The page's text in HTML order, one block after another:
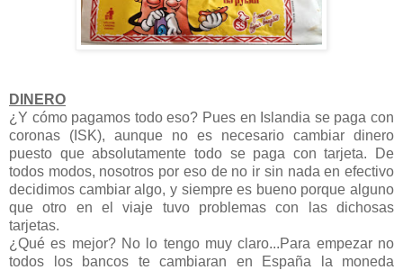
DINERO
¿Y cómo pagamos todo eso? Pues en Islandia se paga con
coronas (ISK), aunque no es necesario cambiar dinero
puesto que absolutamente todo se paga con tarjeta. De
todos modos, nosotros por eso de no ir sin nada en efectivo
decidimos cambiar algo, y siempre es bueno porque alguno
que otro en el viaje tuvo problemas con las dichosas
tarjetas.
¿Qué es mejor? No lo tengo muy claro...Para empezar no
todos los bancos te cambiaran en España la moneda